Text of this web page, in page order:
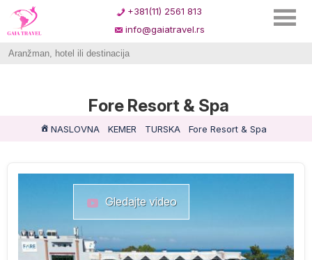
+381(11) 2561 813
info@gaiatravel.rs
Fore Resort & Spa
NASLOVNA KEMER TURSKA Fore Resort & Spa
Gledajte video